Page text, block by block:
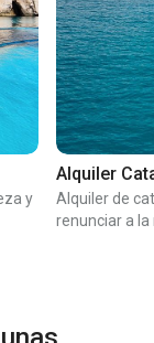
y
Alquiler
Alquiler de
renunciar a